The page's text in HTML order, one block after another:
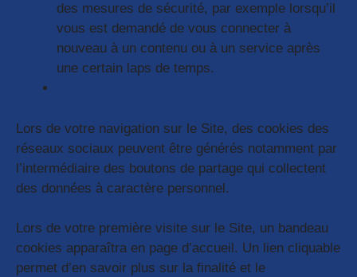
des mesures de sécurité, par exemple lorsqu’il
vous est demandé de vous connecter à
nouveau à un contenu ou à un service après
une certain laps de temps.
Lors de votre navigation sur le Site, des cookies des
réseaux sociaux peuvent être générés notamment par
l’intermédiaire des boutons de partage qui collectent
des données à caractère personnel.
Lors de votre première visite sur le Site, un bandeau
cookies apparaîtra en page d’accueil. Un lien cliquable
permet d’en savoir plus sur la finalité et le